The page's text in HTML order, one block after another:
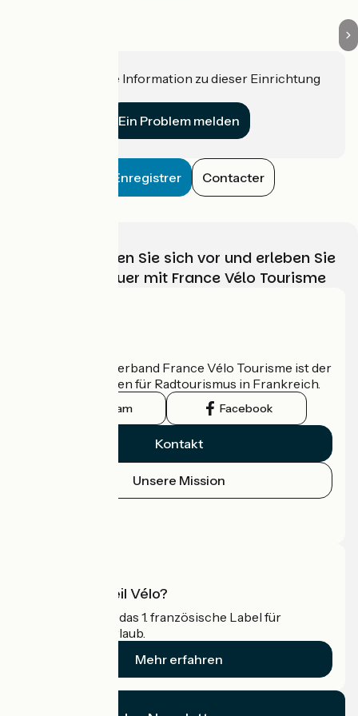
Haben Sie eine Information zu dieser Einrichtung
Ein Problem melden
Enregistrer Contacter
Wählen, bereiten Sie sich vor und erleben Sie
Ihr Radabenteuer mit France Vélo Tourisme
Der nationale Verband France Vélo Tourisme ist der
offizielle Leitfaden für Radtourismus in Frankreich.
Instagram Facebook
Kontakt
Unsere Mission
Was ist Accueil Vélo?
Accueil Vélo ist das 1. französische Label für
Radfahrer im Urlaub.
Mehr erfahren